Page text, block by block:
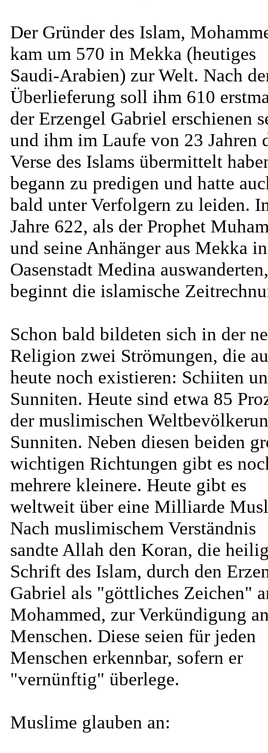
Der Gründer des Islam,
kam um 570 in Mekka (heutiges
Saudi-Arabien) zur Welt. Nach
Überlieferung soll ihm 610
der Erzengel Gabriel erschienen
und ihm im Laufe von 23 Jahren
Verse des Islams übermittelt
begann zu predigen und hatte
bald unter Verfolgern zu leiden.
Jahre 622, als der Prophet
und seine Anhänger aus Mekka
Oasenstadt Medina auswanderten,
beginnt die islamische
Schon bald bildeten sich in der
Religion zwei Strömungen, die
heute noch existieren: Schiiten
Sunniten. Heute sind etwa 85
der muslimischen
Sunniten. Neben diesen beiden
wichtigen Richtungen gibt es
mehrere kleinere. Heute gibt es
weltweit über eine Milliarde
Nach muslimischem Verständnis
sandte Allah den Koran, die
Schrift des Islam, durch den
Gabriel als "göttliches Zeichen"
Mohammed, zur Verkündigung
Menschen. Diese seien für jeden
Menschen erkennbar, sofern er
"vernünftig" überlege.
Muslime glauben an: